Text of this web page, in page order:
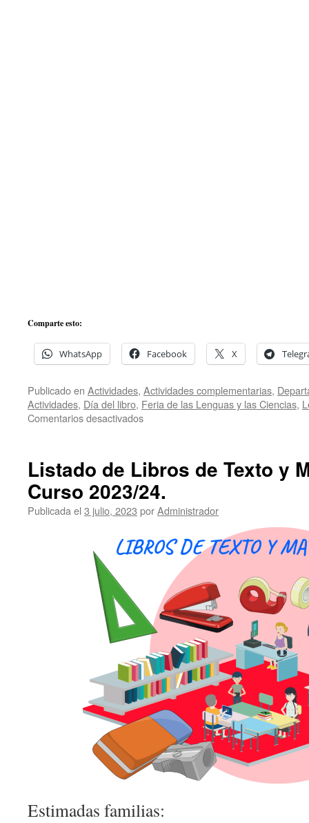
Comparte esto:
WhatsApp Facebook X
Publicado en Actividades, Actividades complementarias,
Actividades, Día del libro, Feria de las Lenguas y las Ciencias,
Comentarios desactivadosen
del
Libro
en
el
Playa
de
Listado de Libros de Texto y
Curso 2023/24.
Publicada el 3 julio, 2023 porAdministrador
Estimadas familias: